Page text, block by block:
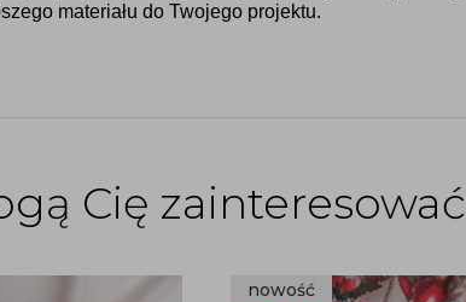
materiału do Twojego projektu.
Cię zainteresować
nowość